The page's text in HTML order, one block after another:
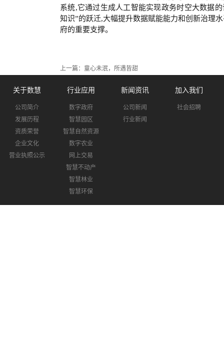
系统,它通过生成人工智能实现政务时空大数据
知识”的跃迁,大幅提升数据赋能能力和创新治理
府的重要支撑。
上一篇： 童心未泯，所遇皆甜
关于数慧
公司简介
发展历程
资质荣誉
企业文化
营业执照公示
行业应用
数字政府
智慧园区
智慧自然资源
数字农业
网上交易
智慧不动产
智慧林业
智慧环保
新闻资讯
公司新闻
行业新闻
加入我们
社会招聘